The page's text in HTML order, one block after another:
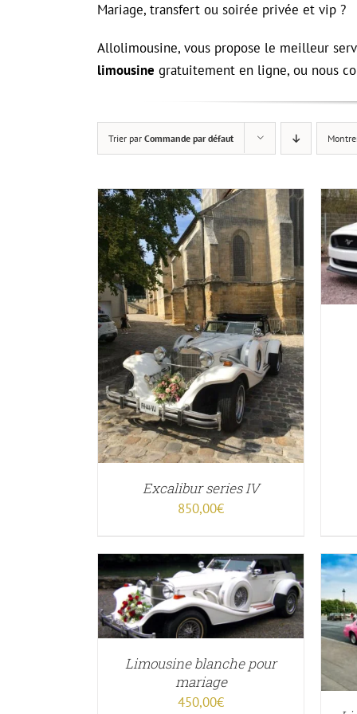
Mariage, transfert ou soirée privée et vip ?
Allolimousine, vous propose le meilleur
limousine gratuitement en ligne, ou nous
Trier par Commande par défaut
Excalibur series IV
850,00€
Note 5.00
sur 5
AJOUTER AU PANIER APERÇU
Limousine blanche pour
mariage
450,00€
CHOIX DES OPTIONS CE
PRODUIT
A
PLUSIEURS
/ APERÇU